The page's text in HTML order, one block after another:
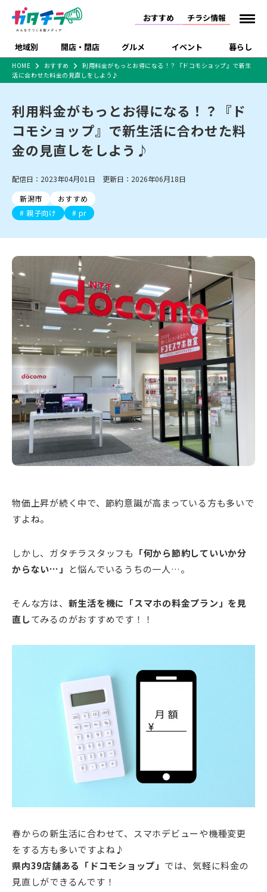
おすすめ チラシ情報
地域別 開店・閉店 グルメ イベント 暮らし
新潟市 下越
中越
佐渡
新潟市中央区 新潟市東区 新潟市西区
新潟市北区
新潟市南区
新潟市江南区 新潟市秋葉区
新潟市西蒲区
村上・関川
新発田・聖籠
胎内・粟島
三条・加茂・田上
五泉・阿賀野・阿賀
燕・弥彦
長岡・見附
小千谷・十日町・津南
魚沼・南魚沼・湯沢
柏崎・刈羽・出雲崎
上越・妙高・糸魚川
開店 閉店
リニューアル・移転 休業 開店まとめ
新潟市・開店
新潟市・閉店
長岡市・開店
長岡市・閉店
上越市・開店
ラーメン・開店
ラーメン・閉店
ラーメン 現地レポート
和食
スイーツ
ご当地グルメ 食べ歩き テイクアウト
季節・期間限定
カフェ
居酒屋・バー
パスタ
パン・ベーカリー
タレカツ・豚カツ
デカ盛り・大盛り
旨辛・激辛
定食・町定食 海鮮・鮨
そば・うどん
日本酒・新潟清酒
ワイン・クラフトビール
ケーキ・パフェ
ビアガーデン・暑気払い
忘新年会・歓送迎会
体験・販売 祭り・伝統行事
趣味・展示会
スポーツ
セミナー・講演会 子ども向け 花火大会
入場無料
住宅展示場
完成見学会 アルビレックス
施設・ショップ
住宅メーカー・工務
店
食品メーカー・県産
習い事・塾 アパレル・雑貨
観光スポット
温泉・入浴
リラクゼーション・整体
スキー場
リユース・買取
病院・クリニック
イオンモール
ラブラ万代・ラブラ2
ビルボードプレイスBP
ピア万代
リバーサイド千秋
パティオPATIO
特売セール インタビュー
特集・まとめ記事
セツコママ ランキング 新潟人
キャンペーン
開店まとめ
閉店まとめ
ラーメンまとめ
飲食店まとめ
食品スーパー・コンビ
ショッピングモール・
大型施設
ドラッグストア・ホーム
センター
ファッション 生活サービス
習い事・塾 通販・EC イベント
官公庁・自治体
新潟市 チラシ
長岡・見附 チラシ
上越・妙高・糸魚川 チラシ
注目 チラシ
週末セール
火曜セール
オープン・リニューアルセール
周年祭・感謝祭セール
年末・初売りセール
HOME おすすめ
利用料金がもっとお得になる！？『ドコモショップ』で新生
活に合わせた料金の見直しをしよう♪
利用料金がもっとお得になる！？『ド
コモショップ』で新生活に合わせた料
金の見直しをしよう♪
配信日：2023年04月01日 更新日：2026年06月18日
新潟市
おすすめ
親子向け
pr
物価上昇が続く中で、節約意識が高まっている方も多いで
すよね。
しかし、ガタチラスタッフも 「何から節約していいか分
からない…」
と悩んでいるうちの一人…。
そんな方は、 新生活を機に「スマホの料金プラン」を見
直してみるのがおすすめです！！
春からの新生活に合わせて、スマホデビューや機種変更
をする方も多いですよね♪
県内39店舗ある「ドコモショップ」 では、気軽に料金の
見直しができるんです！